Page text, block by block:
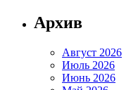
Архив
Август 2026
Июль 2026
Июнь 2026